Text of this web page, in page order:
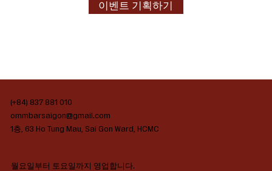
이벤트 기획하기
(+84) 837 881 010
ommbarsaigon@gmail.com
1층, 63 Ho Tung Mau, Sai Gon Ward, HCMC
월요일부터 토요일까지 영업합니다.